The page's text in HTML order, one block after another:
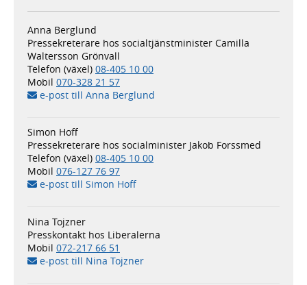
Anna Berglund
Pressekreterare hos socialtjänstminister Camilla
Waltersson Grönvall
Telefon (växel) 08-405 10 00
Mobil 070-328 21 57
e-post till Anna Berglund
Simon Hoff
Pressekreterare hos socialminister Jakob Forssmed
Telefon (växel) 08-405 10 00
Mobil 076-127 76 97
e-post till Simon Hoff
Nina Tojzner
Presskontakt hos Liberalerna
Mobil 072-217 66 51
e-post till Nina Tojzner